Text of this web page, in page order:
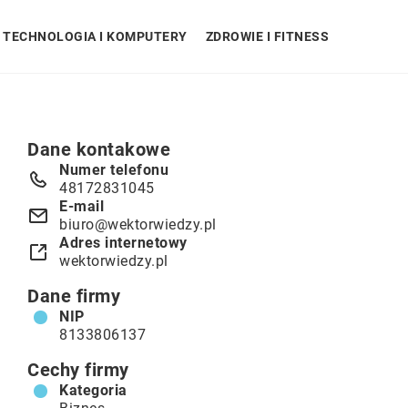
TECHNOLOGIA I KOMPUTERY ZDROWIE I FITNESS
Dane kontakowe
Numer telefonu
48172831045
E-mail
biuro@wektorwiedzy.pl
Adres internetowy
wektorwiedzy.pl
Dane firmy
NIP
8133806137
Cechy firmy
Kategoria